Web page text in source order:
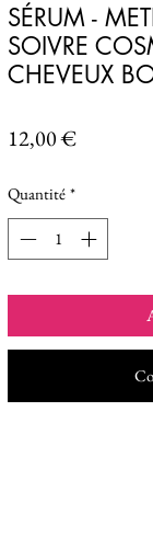
SÉRUM -
SOIVRE
CHEVEUX
12,00 €Prix
Quantité *